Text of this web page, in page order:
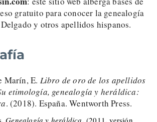
gratuito para conocer la genealogía
y otros apellidos hispanos.
Marín, E. Libro de oro de los apellidos
etimología, genealogía y heráldica:
. (2018). España. Wentworth Press.